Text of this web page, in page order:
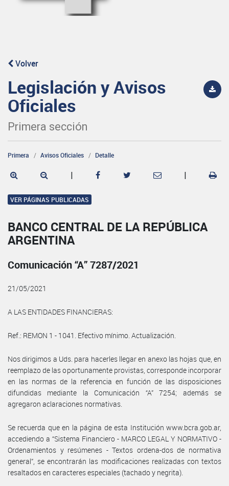
Volver
Legislación y Avisos
Oficiales
Primera sección
Primera Avisos Oficiales Detalle
| |
VER PÁGINAS PUBLICADAS
BANCO CENTRAL DE LA REPÚBLICA
ARGENTINA
Comunicación “A” 7287/2021
21/05/2021
A LAS ENTIDADES FINANCIERAS:
Ref.: REMON 1 - 1041. Efectivo mínimo. Actualización.
Nos dirigimos a Uds. para hacerles llegar en anexo las hojas que, en
reemplazo de las oportunamente provistas, corresponde incorporar
en las normas de la referencia en función de las disposiciones
difundidas mediante la Comunicación “A” 7254; además se
agregaron aclaraciones normativas.
Se recuerda que en la página de esta Institución www.bcra.gob.ar,
accediendo a “Sistema Financiero - MARCO LEGAL Y NORMATIVO -
Ordenamientos y resúmenes - Textos ordena-dos de normativa
general”, se encontrarán las modificaciones realizadas con textos
resaltados en caracteres especiales (tachado y negrita).